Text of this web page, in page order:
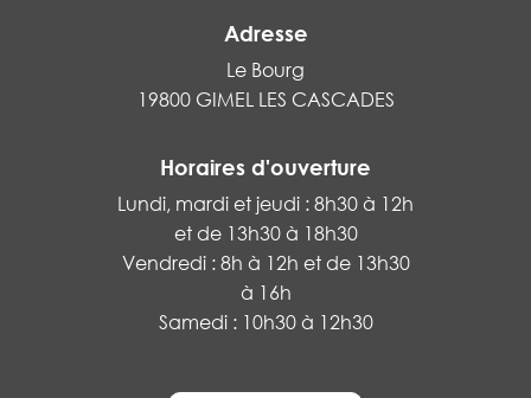
Adresse
Le Bourg
19800 GIMEL LES CASCADES
Horaires d'ouverture
Lundi, mardi et jeudi : 8h30 à 12h
et de 13h30 à 18h30
Vendredi : 8h à 12h et de 13h30
à 16h
Samedi : 10h30 à 12h30